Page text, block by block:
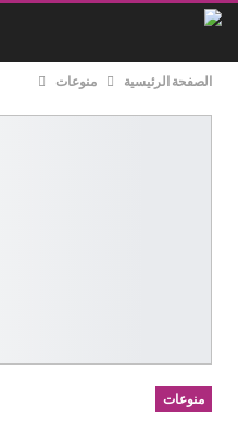
الصفحة الرئيسية منوعات
منوعات